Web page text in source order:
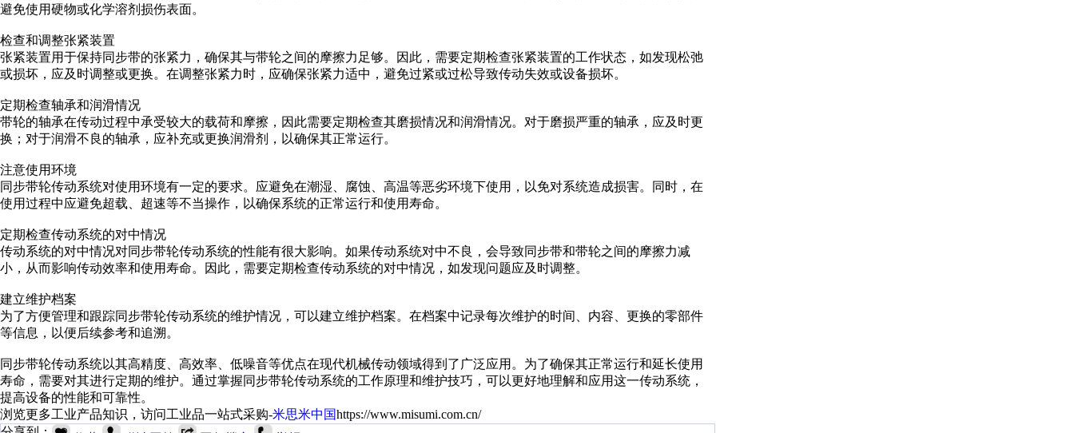
避免使用硬物或化学溶剂损伤表面。
检查和调整张紧装置
张紧装置用于保持同步带的张紧力，确保其与带轮之间的摩擦力足够。因此，需要定期检查张紧装置的工作状态，如发现松弛
或损坏，应及时调整或更换。在调整张紧力时，应确保张紧力适中，避免过紧或过松导致传动失效或设备损坏。
定期检查轴承和润滑情况
带轮的轴承在传动过程中承受较大的载荷和摩擦，因此需要定期检查其磨损情况和润滑情况。对于磨损严重的轴承，应及时更
换；对于润滑不良的轴承，应补充或更换润滑剂，以确保其正常运行。
注意使用环境
同步带轮传动系统对使用环境有一定的要求。应避免在潮湿、腐蚀、高温等恶劣环境下使用，以免对系统造成损害。同时，在
使用过程中应避免超载、超速等不当操作，以确保系统的正常运行和使用寿命。
定期检查传动系统的对中情况
传动系统的对中情况对同步带轮传动系统的性能有很大影响。如果传动系统对中不良，会导致同步带和带轮之间的摩擦力减
小，从而影响传动效率和使用寿命。因此，需要定期检查传动系统的对中情况，如发现问题应及时调整。
建立维护档案
为了方便管理和跟踪同步带轮传动系统的维护情况，可以建立维护档案。在档案中记录每次维护的时间、内容、更换的零部件
等信息，以便后续参考和追溯。
同步带轮传动系统以其高精度、高效率、低噪音等优点在现代机械传动领域得到了广泛应用。为了确保其正常运行和延长使用
寿命，需要对其进行定期的维护。通过掌握同步带轮传动系统的工作原理和维护技巧，可以更好地理解和应用这一传动系统，
提高设备的性能和可靠性。
浏览更多工业产品知识，访问工业品一站式采购-米思米中国https://www.misumi.com.cn/